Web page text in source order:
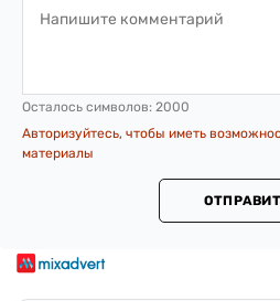
Осталось символов: 2000
Авторизуйтесь, чтобы иметь
материалы